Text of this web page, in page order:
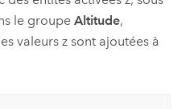
le groupe Altitude,
valeurs z sont ajoutées à